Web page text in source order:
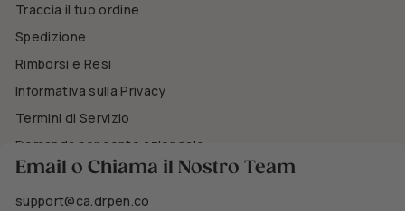
Traccia il tuo ordine
Spedizione
Rimborsi e Resi
Informativa sulla Privacy
Termini di Servizio
Domanda per conto aziendale
Email o Chiama il Nostro Team
support@ca.drpen.co